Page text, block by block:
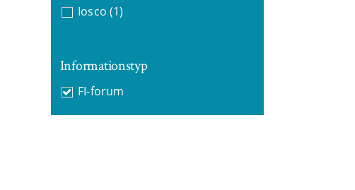
Iosco (1)
Informationstyp
FI-forum